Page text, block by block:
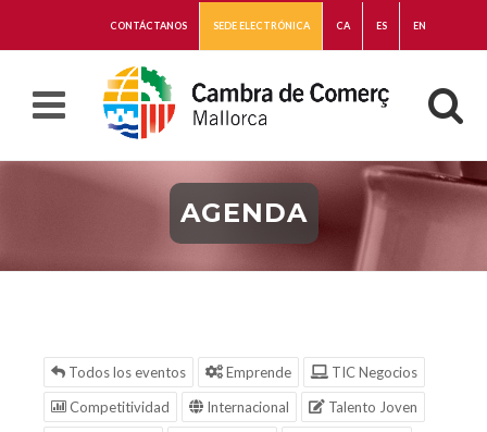
CONTÁCTANOS SEDE ELECTRÓNICA CA ES EN
AGENDA
Todos los eventos Emprende
TIC Negocios
Competitividad
Internacional
Talento Joven